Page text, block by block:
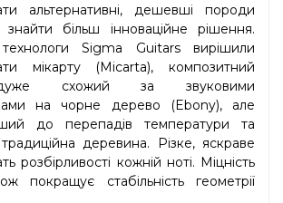
альтернативні, дешевші породи
знайти більш інноваційне рішення.
Sigma Guitars вирішили
мікарту (Micarta), композитний
схожий за звуковими
на чорне дерево (Ebony), але
до перепадів температури та
деревина. Різке, яскраве
розбірливості кожній ноті. Міцність
покращує стабільність геометрії